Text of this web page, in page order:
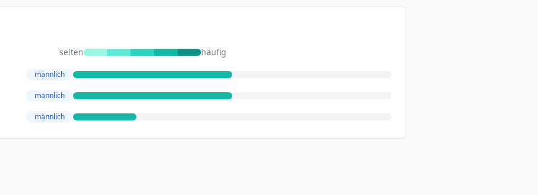
selten häufig
männlich
männlich
männlich